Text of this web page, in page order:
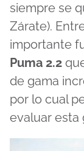
siempre se
Zárate).
importante
Puma 2.2
de gama
por lo cual
evaluar esta